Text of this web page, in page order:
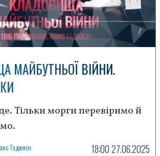
МАЙБУТНЬОЇ ВІЙНИ.
Тільки морги перевіримо й
Гадюкін 18:00 27.06.2025